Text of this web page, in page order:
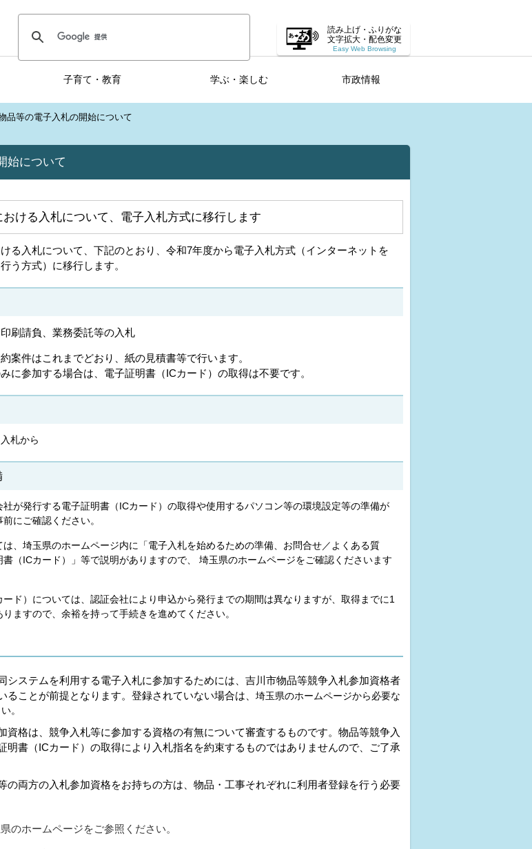
読み上げ・ふりがな
文字拡大・配色変更
Easy Web Browsing
子育て・教育 学ぶ・楽しむ 市政情報
品等の電子入札の開始について
始について
ける入札について、電子入札方式に移行します
る入札について、下記のとおり、令和7年度から電子入札方式（インターネットを
う方式）に移行します。
刷請負、業務委託等の入札
案件はこれまでどおり、紙の見積書等で行います。
に参加する場合は、電子証明書（ICカード）の取得は不要です。
札から
が発行する電子証明書（ICカード）の取得や使用するパソコン等の環境設定等の準備が
にご確認ください。
、埼玉県のホームページ内に「電子入札を始めるための準備、お問合せ／よくある質
書（ICカード）」等で説明がありますので、 埼玉県のホームページをご確認くださいます
ード）については、認証会社により申込から発行までの期間は異なりますが、取得までに1
ますので、余裕を持って手続きを進めてください。
システムを利用する電子入札に参加するためには、吉川市物品等競争入札参加資格者
ることが前提となります。登録されていない場合は、 埼玉県のホームページから必要な
。
資格は、競争入札等に参加する資格の有無について審査するものです。物品等競争入
明書（ICカード）の取得により入札指名を約束するものではありませんので、ご了承
の両方の入札参加資格をお持ちの方は、物品・工事それぞれに利用者登録を行う必要
のホームページをご参照ください。